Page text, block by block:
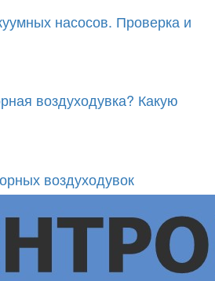
насосов. Проверка и
воздуходувка? Какую
воздуходувок